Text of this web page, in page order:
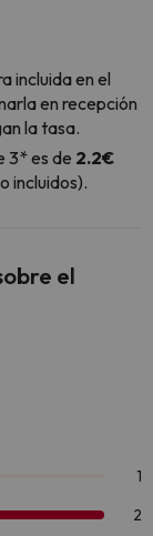
incluida en el
en recepción
la tasa.
3* es de 2.2€
incluidos).
el